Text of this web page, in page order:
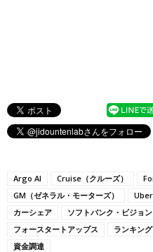
Argo AI Cruise（クルーズ）
GM（ゼネラル・モーターズ）
カーシェア
ソフトバンク・ビジョン
フォースタートアップス
ランキング
資金調達